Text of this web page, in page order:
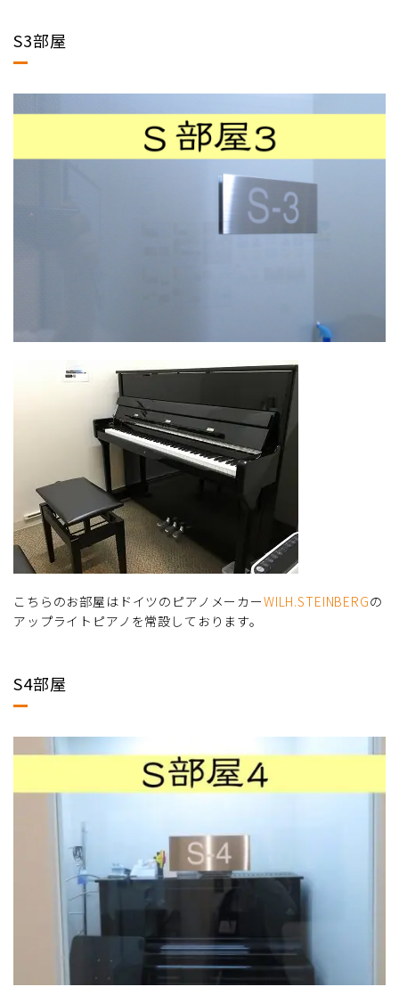
S3部屋
こちらのお部屋はドイツのピアノメーカーWILH.STEINBERGの
アップライトピアノを常設しております。
S4部屋